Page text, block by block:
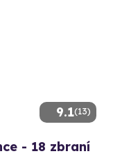
9.1(13)
- 18 zbraní